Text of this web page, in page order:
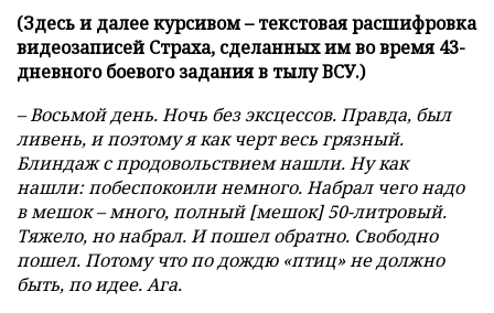
(Здесь и далее курсивом – текстовая расшифровка
видеозаписей Страха, сделанных им во время 43-
дневного боевого задания в тылу ВСУ.)
– Восьмой день. Ночь без эксцессов. Правда, был
ливень, и поэтому я как черт весь грязный.
Блиндаж с продовольствием нашли. Ну как
нашли: побеспокоили немного. Набрал чего надо
в мешок – много, полный [мешок] 50-литровый.
Тяжело, но набрал. И пошел обратно. Свободно
пошел. Потому что по дождю «птиц» не должно
быть, по идее. Ага.